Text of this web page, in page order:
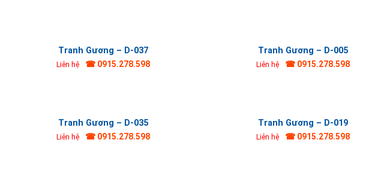
Tranh Gương – D-037
Liên hệ ☎ 0915.278.598
Tranh Gương – D-005
Liên hệ ☎ 0915.278.598
Tranh Gương – D-035
Liên hệ ☎ 0915.278.598
Tranh Gương – D-019
Liên hệ ☎ 0915.278.598